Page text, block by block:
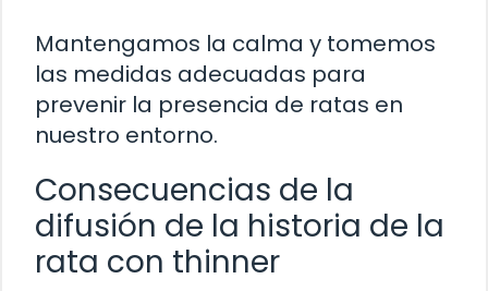
Mantengamos la calma y tomemos
las medidas adecuadas para
prevenir la presencia de ratas en
nuestro entorno.
Consecuencias de la
difusión de la historia de la
rata con thinner